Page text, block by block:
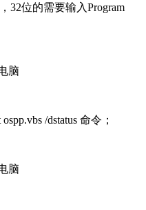
32位的需要输入Program
/dstatus 命令；